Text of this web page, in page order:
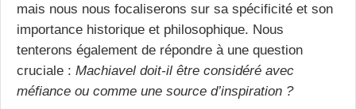
mais nous nous focaliserons sur sa spécificité et son
importance historique et philosophique. Nous
tenterons également de répondre à une question
cruciale : Machiavel doit-il être considéré avec
méfiance ou comme une source d’inspiration ?